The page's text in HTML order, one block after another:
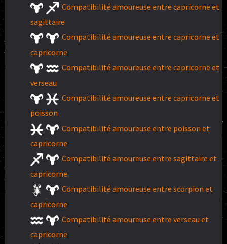
Compatibilité amoureuse entre capricorne et
sagittaire
Compatibilité amoureuse entre capricorne et
capricorne
Compatibilité amoureuse entre capricorne et
verseau
Compatibilité amoureuse entre capricorne et
poisson
Compatibilité amoureuse entre poisson et
capricorne
Compatibilité amoureuse entre sagittaire et
capricorne
Compatibilité amoureuse entre scorpion et
capricorne
Compatibilité amoureuse entre verseau et
capricorne